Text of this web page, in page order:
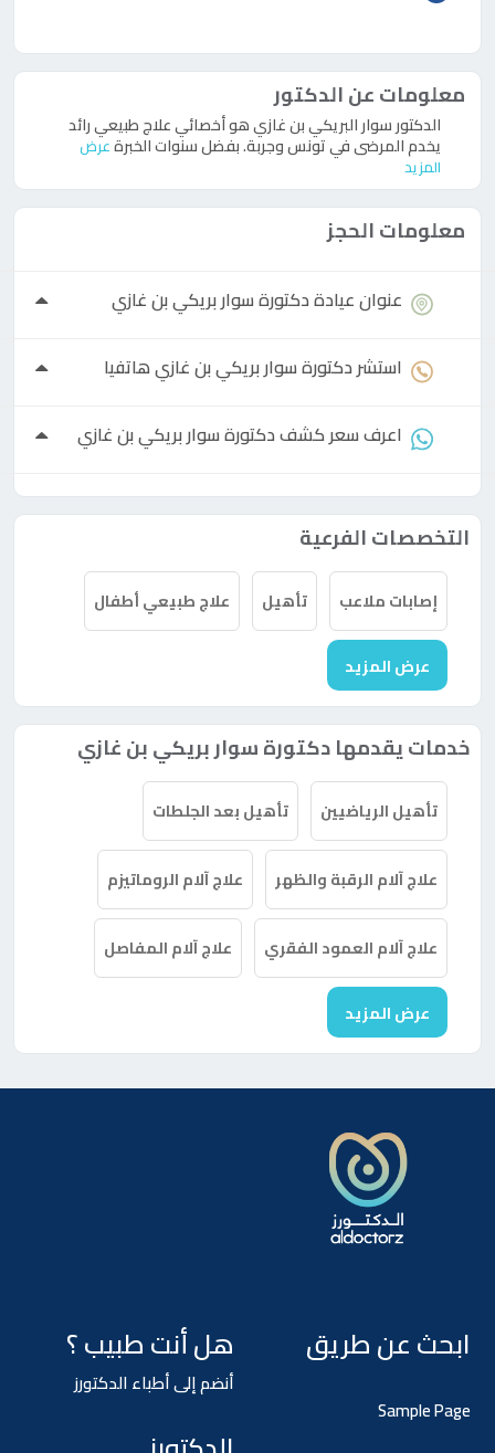
معلومات عن الدكتور
الدكتور سوار البريكي بن غازي هو أخصائي علاج طبيعي رائد
يخدم المرضى في تونس وجربة. بفضل سنوات الخبرةعرض
المزيد
معلومات الحجز
عنوان عيادةدكتورةسوار بريكي بن ​​غازي
استشردكتورةسوار بريكي بن ​​غازي هاتفيا
اعرف سعر كشفدكتورةسوار بريكي بن ​​غازي
التخصصات الفرعية
إصابات ملاعب تأهيل علاج طبيعي أطفال
عرض المزيد
خدمات يقدمها دكتورة سوار بريكي بن ​​غازي
تأهيل الرياضيين تأهيل بعد الجلطات
علاج آلام الرقبة والظهر علاج آلام الروماتيزم
علاج آلام العمود الفقري علاج آلام المفاصل
عرض المزيد
ابحث عن طريق
Sample Page
هل أنت طبيب ؟
أنضم إلى أطباء الدكتورز